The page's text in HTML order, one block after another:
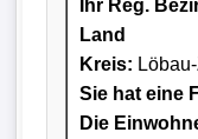
Ihr Reg.
Land
Kreis:
Sie hat eine
Die